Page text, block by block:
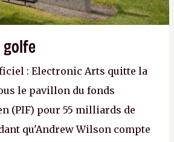
golfe
: Electronic Arts quitte la
le pavillon du fonds
(PIF) pour 55 milliards de
qu'Andrew Wilson compte